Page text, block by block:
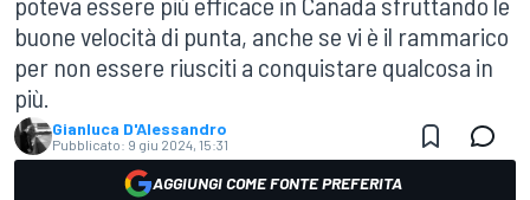
buone velocità di punta, anche se vi è il rammarico
per non essere riusciti a conquistare qualcosa in
più.
Gianluca D'Alessandro
Pubblicato: 9 giu 2024, 15:31
AGGIUNGI COME FONTE PREFERITA